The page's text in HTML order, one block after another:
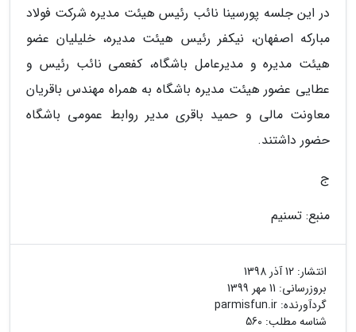
در این جلسه پورسینا نائب رئیس هیئت مدیره شرکت فولاد
مبارکه اصفهان، نیکفر رئیس هیئت مدیره، خلیلیان عضو
هیئت مدیره و مدیرعامل باشگاه، کفعمی نائب رئیس و
عطایی عضور هیئت مدیره باشگاه به همراه مهندس باقریان
معاونت مالی و حمید باقری مدیر روابط عمومی باشگاه
حضور داشتند.
ج
منبع: تسنیم
انتشار: 12 آذر 1398
بروزرسانی: 11 مهر 1399
گردآورنده: parmisfun.ir
شناسه مطلب: 560